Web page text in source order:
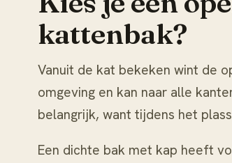
kattenbak?
Vanuit de kat bekeken wint de
omgeving en kan naar alle
belangrijk, want tijdens het
Een dichte bak met kap heeft